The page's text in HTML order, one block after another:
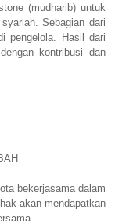
(mudharib) untuk
Sebagian dari
pengelola. Hasil dari
kontribusi dan
bekerjasama dalam
akan mendapatkan